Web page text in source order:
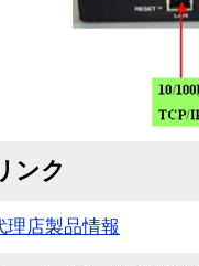
ンク
理店製品情報